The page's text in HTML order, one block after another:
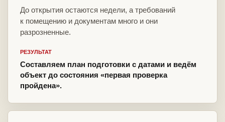
До открытия остаются недели, а требований
к помещению и документам много и они
разрозненные.
РЕЗУЛЬТАТ
Составляем план подготовки с датами и ведём
объект до состояния «первая проверка
пройдена».